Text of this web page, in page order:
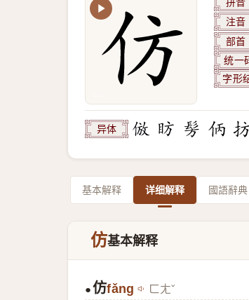
注音
部首
统一
字形
异体
基本解释 详细解释 國語辭典
仿基本解释
● 仿fǎng ㄈㄤˇ